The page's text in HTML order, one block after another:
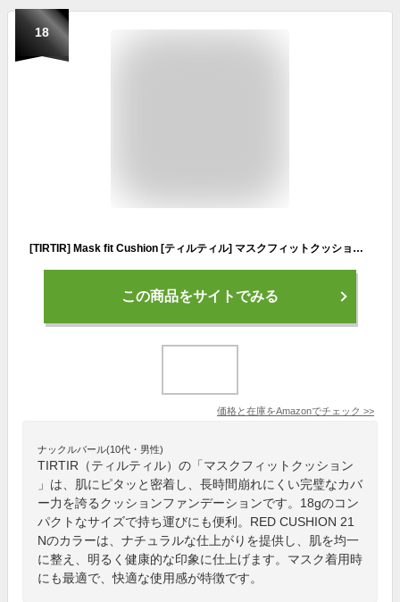
18
[TIRTIR] Mask fit Cushion [ティルティル] マスクフィットクッション 本体 18g RED CUSHION 21N
この商品をサイトでみる
価格と在庫をAmazonでチェック >>
ナックルバール(10代・男性)
TIRTIR（ティルティル）の「マスクフィットクッション
」は、肌にピタッと密着し、長時間崩れにくい完璧なカバ
ー力を誇るクッションファンデーションです。18gのコン
パクトなサイズで持ち運びにも便利。RED CUSHION 21
Nのカラーは、ナチュラルな仕上がりを提供し、肌を均一
に整え、明るく健康的な印象に仕上げます。マスク着用時
にも最適で、快適な使用感が特徴です。